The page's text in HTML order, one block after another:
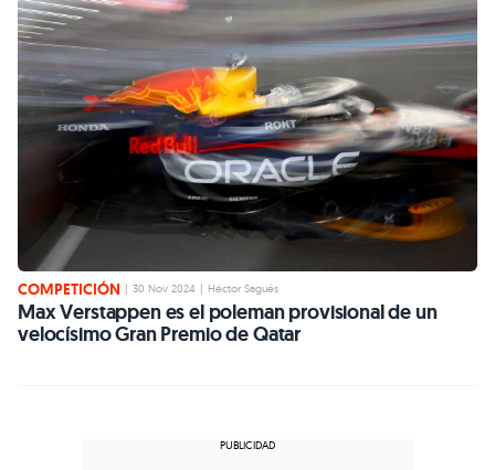
COMPETICIÓN 30 Nov 2024 Héctor Sagués
Max Verstappen es el poleman provisional de un
velocísimo Gran Premio de Qatar